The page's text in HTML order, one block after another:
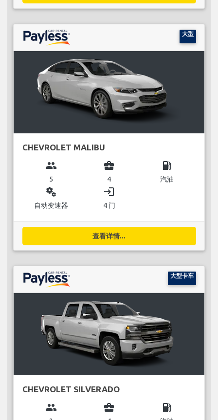
大型
CHEVROLET MALIBU
group
5
business_center
4
local_gas_station
汽油
miscellaneous_services
自动变速器
login
4 门
查看详情...
大型卡车
CHEVROLET SILVERADO
group business_center local_gas_station